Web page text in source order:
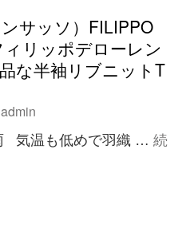
サッソ）FILIPPO
リッポデローレン
な半袖リブニットT
admin
気温も低めで羽織 … 続